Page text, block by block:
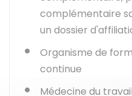
complémentaire
un dossier
Organisme de
continue
Médecine du